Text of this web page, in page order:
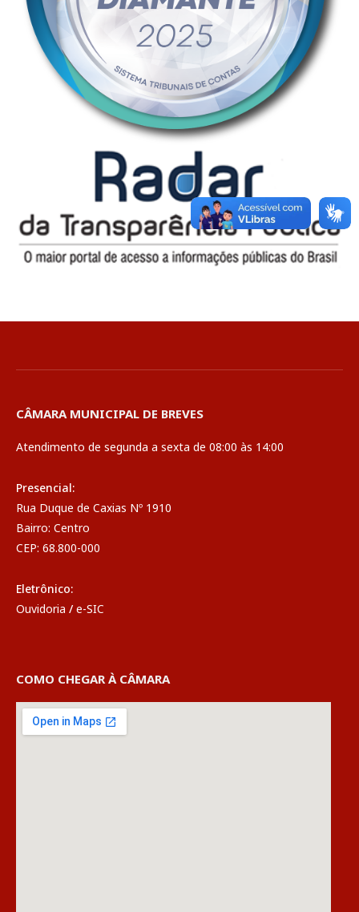
CÂMARA MUNICIPAL DE BREVES
Atendimento de segunda a sexta de 08:00 às 14:00
Presencial:
Rua Duque de Caxias Nº 1910
Bairro: Centro
CEP: 68.800-000
Eletrônico:
Ouvidoria / e-SIC
COMO CHEGAR À CÂMARA